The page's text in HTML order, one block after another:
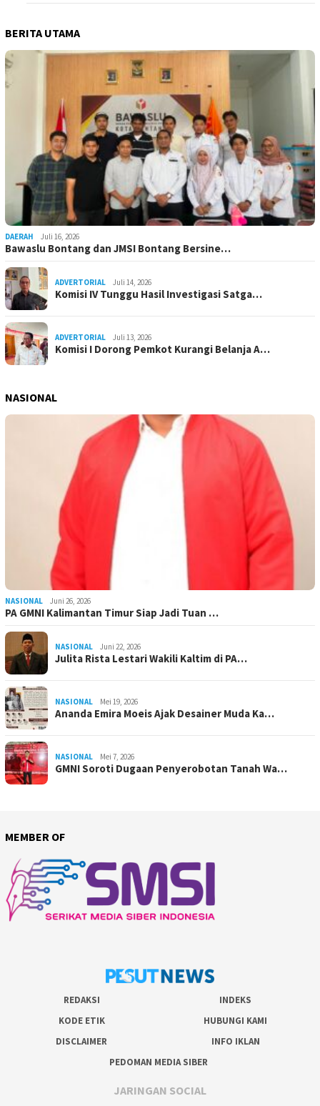
BERITA UTAMA
DAERAH Juli 16, 2026
Bawaslu Bontang dan JMSI Bontang Bersine…
ADVERTORIAL Juli 14, 2026
Komisi IV Tunggu Hasil Investigasi Satga…
ADVERTORIAL Juli 13, 2026
Komisi I Dorong Pemkot Kurangi Belanja A…
NASIONAL
NASIONAL Juni 26, 2026
PA GMNI Kalimantan Timur Siap Jadi Tuan …
NASIONAL Juni 22, 2026
Julita Rista Lestari Wakili Kaltim di PA…
NASIONAL Mei 19, 2026
Ananda Emira Moeis Ajak Desainer Muda Ka…
NASIONAL Mei 7, 2026
GMNI Soroti Dugaan Penyerobotan Tanah Wa…
MEMBER OF
REDAKSI
INDEKS
KODE ETIK
HUBUNGI KAMI
DISCLAIMER
INFO IKLAN
PEDOMAN MEDIA SIBER
JARINGAN SOCIAL